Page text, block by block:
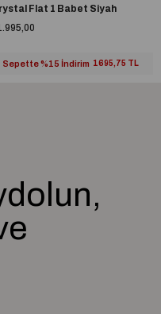
Flat 1 Babet Siyah
Sepette %15 İndirim 1695,75 TL